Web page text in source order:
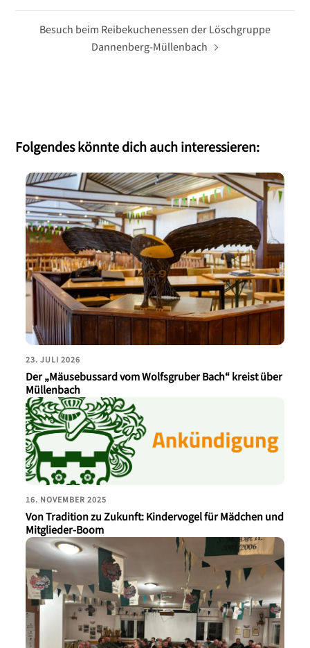
Besuch beim Reibekuchenessen der Löschgruppe
Dannenberg-Müllenbach
Folgendes könnte dich auch interessieren:
23. JULI 2026
Der „Mäusebussard vom Wolfsgruber Bach“ kreist über
Müllenbach
16. NOVEMBER 2025
Von Tradition zu Zukunft: Kindervogel für Mädchen und
Mitglieder-Boom